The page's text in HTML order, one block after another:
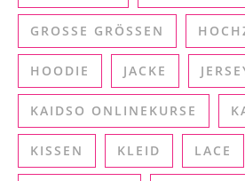
GROSSE GRÖSSEN
HOODIE JACKE
KAIDSO ONLINEKURSE
KISSEN KLEID LACE